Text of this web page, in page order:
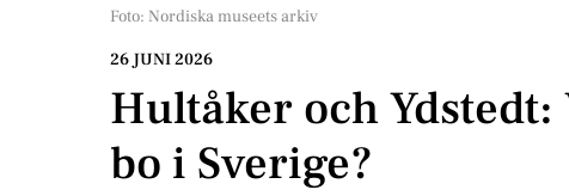
Foto: Nordiska museets arkiv
26 JUNI 2026
Hultåker och
bo i Sverige?